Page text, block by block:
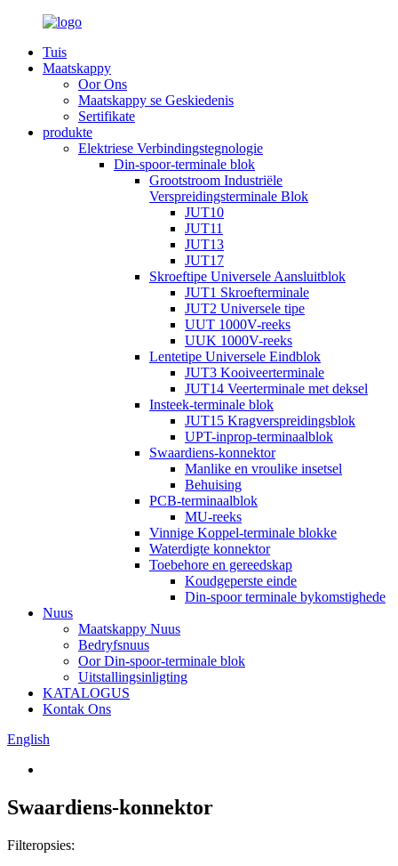
Tuis
Maatskappy
Oor Ons
Maatskappy se Geskiedenis
Sertifikate
produkte
Elektriese Verbindingstegnologie
Din-spoor-terminale blok
Grootstroom Industriële
Verspreidingsterminale Blok
JUT10
JUT11
JUT13
JUT17
Skroeftipe Universele Aansluitblok
JUT1 Skroefterminale
JUT2 Universele tipe
UUT 1000V-reeks
UUK 1000V-reeks
Lentetipe Universele Eindblok
JUT3 Kooiveerterminale
JUT14 Veerterminale met deksel
Insteek-terminale blok
JUT15 Kragverspreidingsblok
UPT-inprop-terminaalblok
Swaardiens-konnektor
Manlike en vroulike insetsel
Behuising
PCB-terminaalblok
MU-reeks
Vinnige Koppel-terminale blokke
Waterdigte konnektor
Toebehore en gereedskap
Koudgeperste einde
Din-spoor terminale bykomstighede
Nuus
Maatskappy Nuus
Bedryfsnuus
Oor Din-spoor-terminale blok
Uitstallingsinligting
KATALOGUS
Kontak Ons
English
Swaardiens-konnektor
Filteropsies: